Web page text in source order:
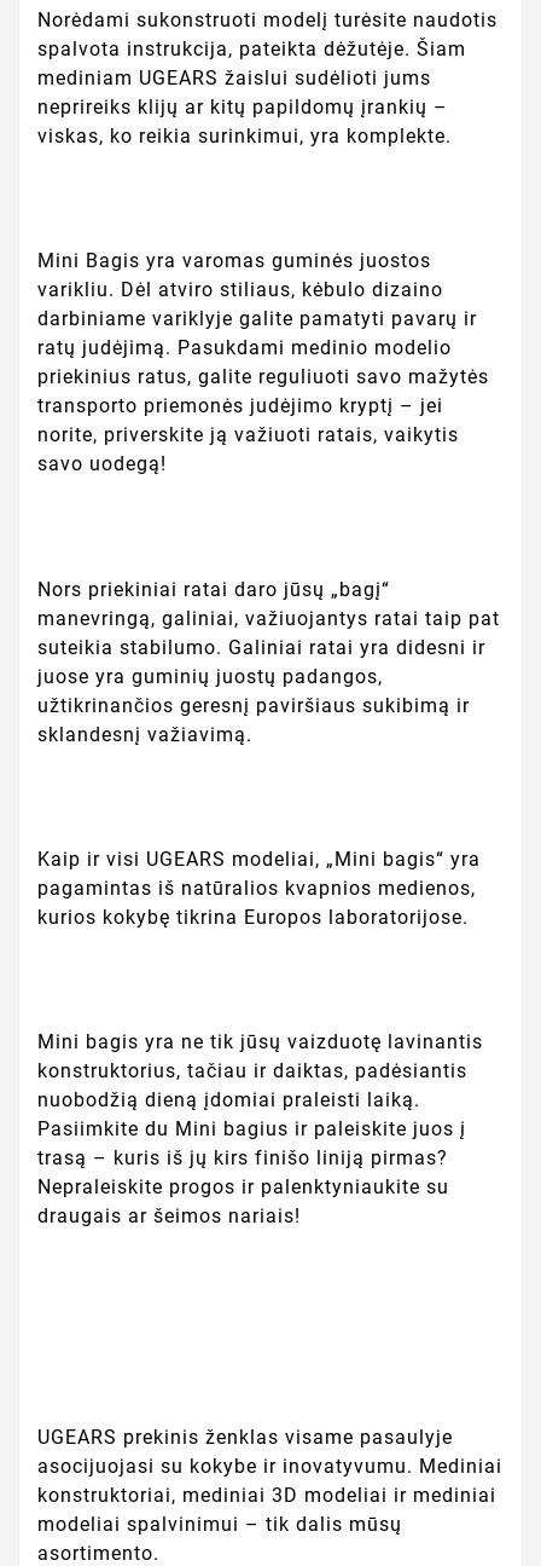
Norėdami sukonstruoti modelį turėsite naudotis
spalvota instrukcija, pateikta dėžutėje. Šiam
mediniam UGEARS žaislui sudėlioti jums
neprireiks klijų ar kitų papildomų įrankių –
viskas, ko reikia surinkimui, yra komplekte.
Mini Bagis yra varomas guminės juostos
varikliu. Dėl atviro stiliaus, kėbulo dizaino
darbiniame variklyje galite pamatyti pavarų ir
ratų judėjimą. Pasukdami medinio modelio
priekinius ratus, galite reguliuoti savo mažytės
transporto priemonės judėjimo kryptį – jei
norite, priverskite ją važiuoti ratais, vaikytis
savo uodegą!
Nors priekiniai ratai daro jūsų „bagį“
manevringą, galiniai, važiuojantys ratai taip pat
suteikia stabilumo. Galiniai ratai yra didesni ir
juose yra guminių juostų padangos,
užtikrinančios geresnį paviršiaus sukibimą ir
sklandesnį važiavimą.
Kaip ir visi UGEARS modeliai, „Mini bagis“ yra
pagamintas iš natūralios kvapnios medienos,
kurios kokybę tikrina Europos laboratorijose.
Mini bagis yra ne tik jūsų vaizduotę lavinantis
konstruktorius, tačiau ir daiktas, padėsiantis
nuobodžią dieną įdomiai praleisti laiką.
Pasiimkite du Mini bagius ir paleiskite juos į
trasą – kuris iš jų kirs finišo liniją pirmas?
Nepraleiskite progos ir palenktyniaukite su
draugais ar šeimos nariais!
UGEARS prekinis ženklas visame pasaulyje
asocijuojasi su kokybe ir inovatyvumu. Mediniai
konstruktoriai, mediniai 3D modeliai ir mediniai
modeliai spalvinimui – tik dalis mūsų
asortimento.